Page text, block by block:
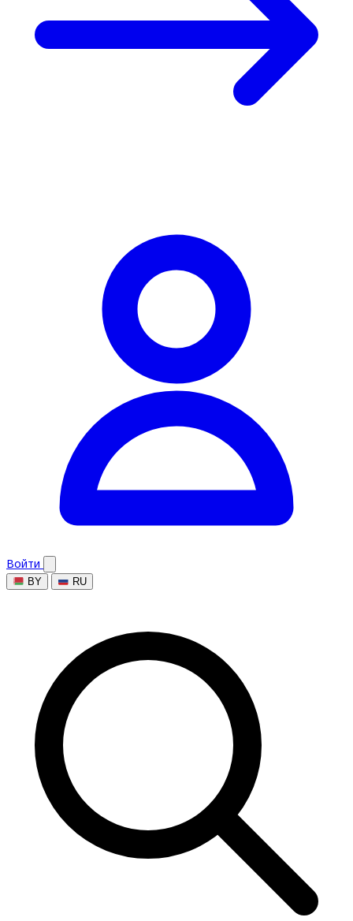
Войти
BY RU